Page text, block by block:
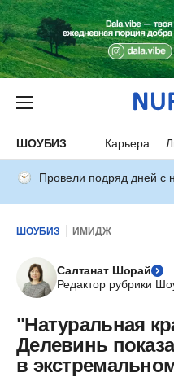
ШОУБИЗ Карьера
Провели подряд дней с
ШОУБИЗ ИМИДЖ
Салтанат Шорай
Редактор рубрики
"Натуральная
Делевинь
в